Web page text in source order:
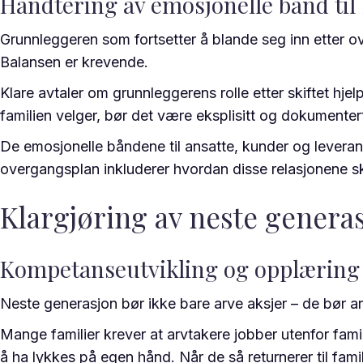
Grunnleggeren som fortsetter å blande seg inn etter
Balansen er krevende.
Klare avtaler om grunnleggerens rolle etter skiftet
familien velger, bør det være eksplisitt og
De emosjonelle båndene til ansatte, kunder og
overgangsplan inkluderer hvordan disse relasjonene
Klargjøring av neste
Kompetanseutvikling og opplæring
Neste generasjon bør ikke bare arve aksjer – de bør
Mange familier krever at arvtakere jobber utenfor
å ha lykkes på egen hånd. Når de så returnerer til